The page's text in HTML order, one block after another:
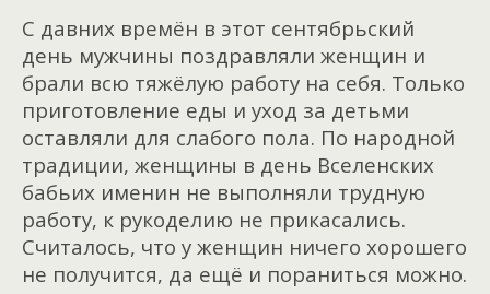
С давних времён в этот сентябрьский
день мужчины поздравляли женщин и
брали всю тяжёлую работу на себя. Только
приготовление еды и уход за детьми
оставляли для слабого пола. По народной
традиции, женщины в день Вселенских
бабьих именин не выполняли трудную
работу, к рукоделию не прикасались.
Считалось, что у женщин ничего хорошего
не получится, да ещё и пораниться можно.